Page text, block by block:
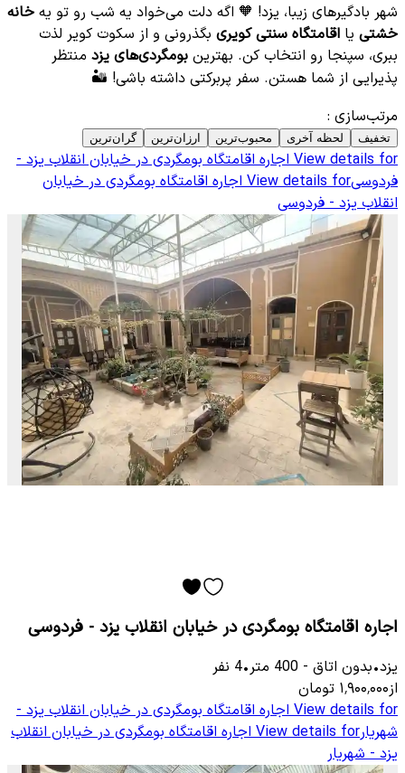
شهر بادگیرهای زیبا، یزد! 🧡 اگه دلت می‌خواد یه شب رو تو یه خانه
خشتی یا اقامتگاه سنتی کویری بگذرونی و از سکوت کویر لذت
ببری، سپنجا رو انتخاب کن. بهترین بومگردی‌های یزد منتظر
پذیرایی از شما هستن. سفر پربرکتی داشته باشی! 🏜️
مرتب‌سازی :
تخفیف لحظه آخری محبوب‌ترین ارزان‌ترین گران‌ترین
View details for اجاره اقامتگاه بومگردی در خیابان انقلاب یزد -
فردوسیView details for اجاره اقامتگاه بومگردی در خیابان
انقلاب یزد - فردوسی
اجاره اقامتگاه بومگردی در خیابان انقلاب یزد - فردوسی
یزد•بدون اتاق -
400 متر•
4 نفر
از۱٬۹۰۰٬۰۰۰ تومان
View details for اجاره اقامتگاه بومگردی در خیابان انقلاب یزد -
شهریارView details for اجاره اقامتگاه بومگردی در خیابان انقلاب
یزد - شهریار